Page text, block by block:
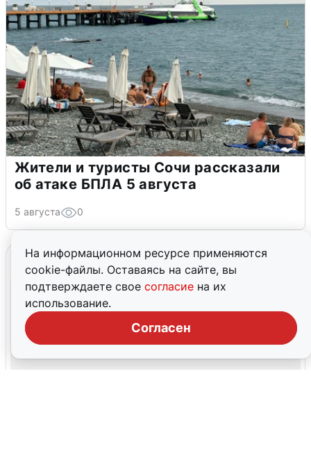
На информационном ресурсе применяются
cookie-файлы. Оставаясь на сайте, вы
подтверждаете свое согласие на их
использование.
Согласен
Жители и туристы Сочи рассказали
об атаке БПЛА 5 августа
5 августа 0